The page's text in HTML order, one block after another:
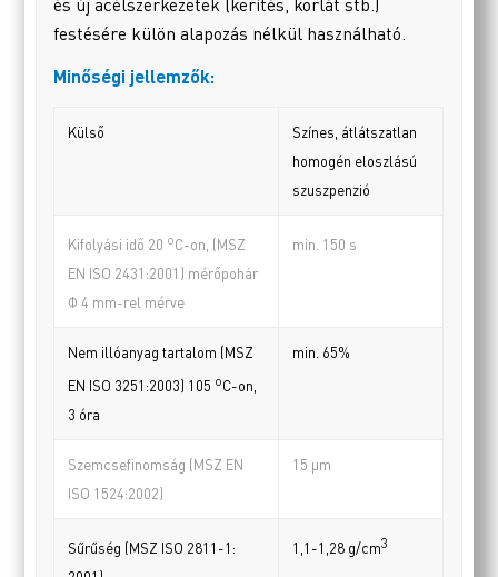
festésére külön alapozás nélkül használható.
Minőségi jellemzők:
Külső
Színes, átlátszatlan
homogén eloszlású
szuszpenzió
Kifolyási idő 20 oC-on, (MSZ
EN ISO 2431:2001) mérőpohár
Φ 4 mm-rel mérve
min. 150 s
Nem illóanyag tartalom (MSZ
EN ISO 3251:2003) 105 oC-on,
3 óra
min. 65%
Szemcsefinomság (MSZ EN
ISO 1524:2002)
15 µm
Sűrűség (MSZ ISO 2811-1:
1,1-1,28 g/cm3